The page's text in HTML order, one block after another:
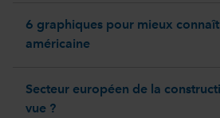
6 graphiques pour mieux
américaine
Secteur européen de la
vue ?